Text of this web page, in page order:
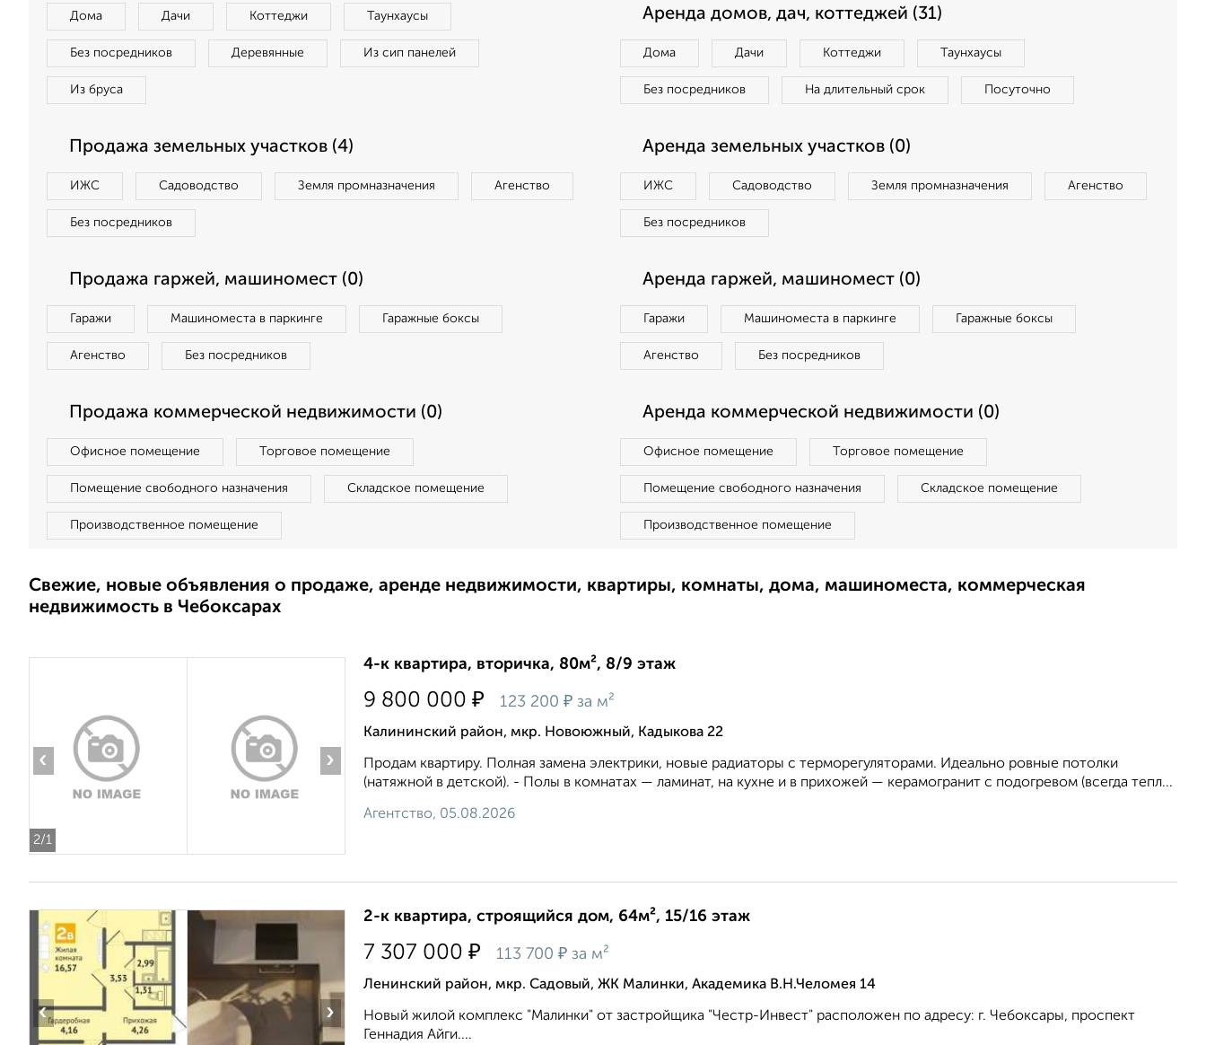
Дома Дачи Коттеджи Таунхаусы
Без посредников Деревянные Из сип панелей
Из бруса
Аренда домов, дач, коттеджей (31)
Дома Дачи Коттеджи Таунхаусы
Без посредников На длительный срок Посуточно
Продажа земельных участков (4)
ИЖС Садоводство Земля промназначения Агенство
Без посредников
Аренда земельных участков (0)
ИЖС Садоводство Земля промназначения Агенство
Без посредников
Продажа гаржей, машиномест (0)
Гаражи Машиноместа в паркинге Гаражные боксы
Агенство Без посредников
Аренда гаржей, машиномест (0)
Гаражи Машиноместа в паркинге Гаражные боксы
Агенство Без посредников
Продажа коммерческой недвижимости (0)
Офисное помещение Торговое помещение
Помещение свободного назначения Складское помещение
Производственное помещение
Аренда коммерческой недвижимости (0)
Офисное помещение Торговое помещение
Помещение свободного назначения Складское помещение
Производственное помещение
Свежие, новые объявления о продаже, аренде недвижимости, квартиры, комнаты, дома, машиноместа, коммерческая
недвижимость в Чебоксарах
2/1
‹ ›
4-к квартира, вторичка, 80м², 8/9 этаж
9 800 000 ₽ 123 200 ₽ за м²
Калининский район, мкр. Новоюжный, Кадыкова 22
Продам квартиру. Полная замена электрики, новые радиаторы с терморегуляторами. Идеально ровные потолки
(натяжной в детской). - Полы в комнатах — ламинат, на кухне и в прихожей — керамогранит с подогревом (всегда тепл...
Агентство, 05.08.2026
‹ ›
2-к квартира, строящийся дом, 64м², 15/16 этаж
7 307 000 ₽ 113 700 ₽ за м²
Ленинский район, мкр. Садовый, ЖК Малинки, Академика В.Н.Челомея 14
Новый жилой комплекс "Малинки" от застройщика "Честр-Инвест" расположен по адресу: г. Чебоксары, проспект
Геннадия Айги....